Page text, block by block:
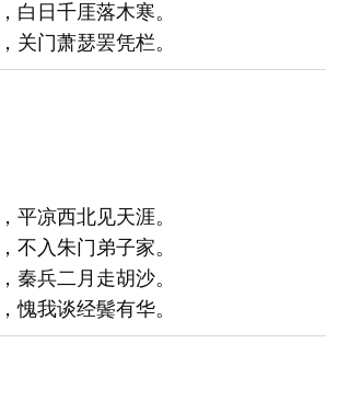
白日千厓落木寒。
关门萧瑟罢凭栏。
平凉西北见天涯。
不入朱门弟子家。
秦兵二月走胡沙。
愧我谈经鬓有华。